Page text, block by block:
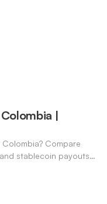
|
Compare
stablecoin payouts.